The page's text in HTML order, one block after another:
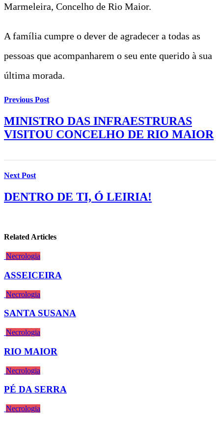
Marmeleira, Concelho de Rio Maior.
A família cumpre o dever de agradecer a todas as
pessoas que acompanharem o seu ente querido à sua
última morada.
Previous Post
MINISTRO DAS INFRAESTRURAS
VISITOU CONCELHO DE RIO MAIOR
Next Post
DENTRO DE TI, Ó LEIRIA!
Related Articles
Necrologia
ASSEICEIRA
Necrologia
SANTA SUSANA
Necrologia
RIO MAIOR
Necrologia
PÉ DA SERRA
Necrologia